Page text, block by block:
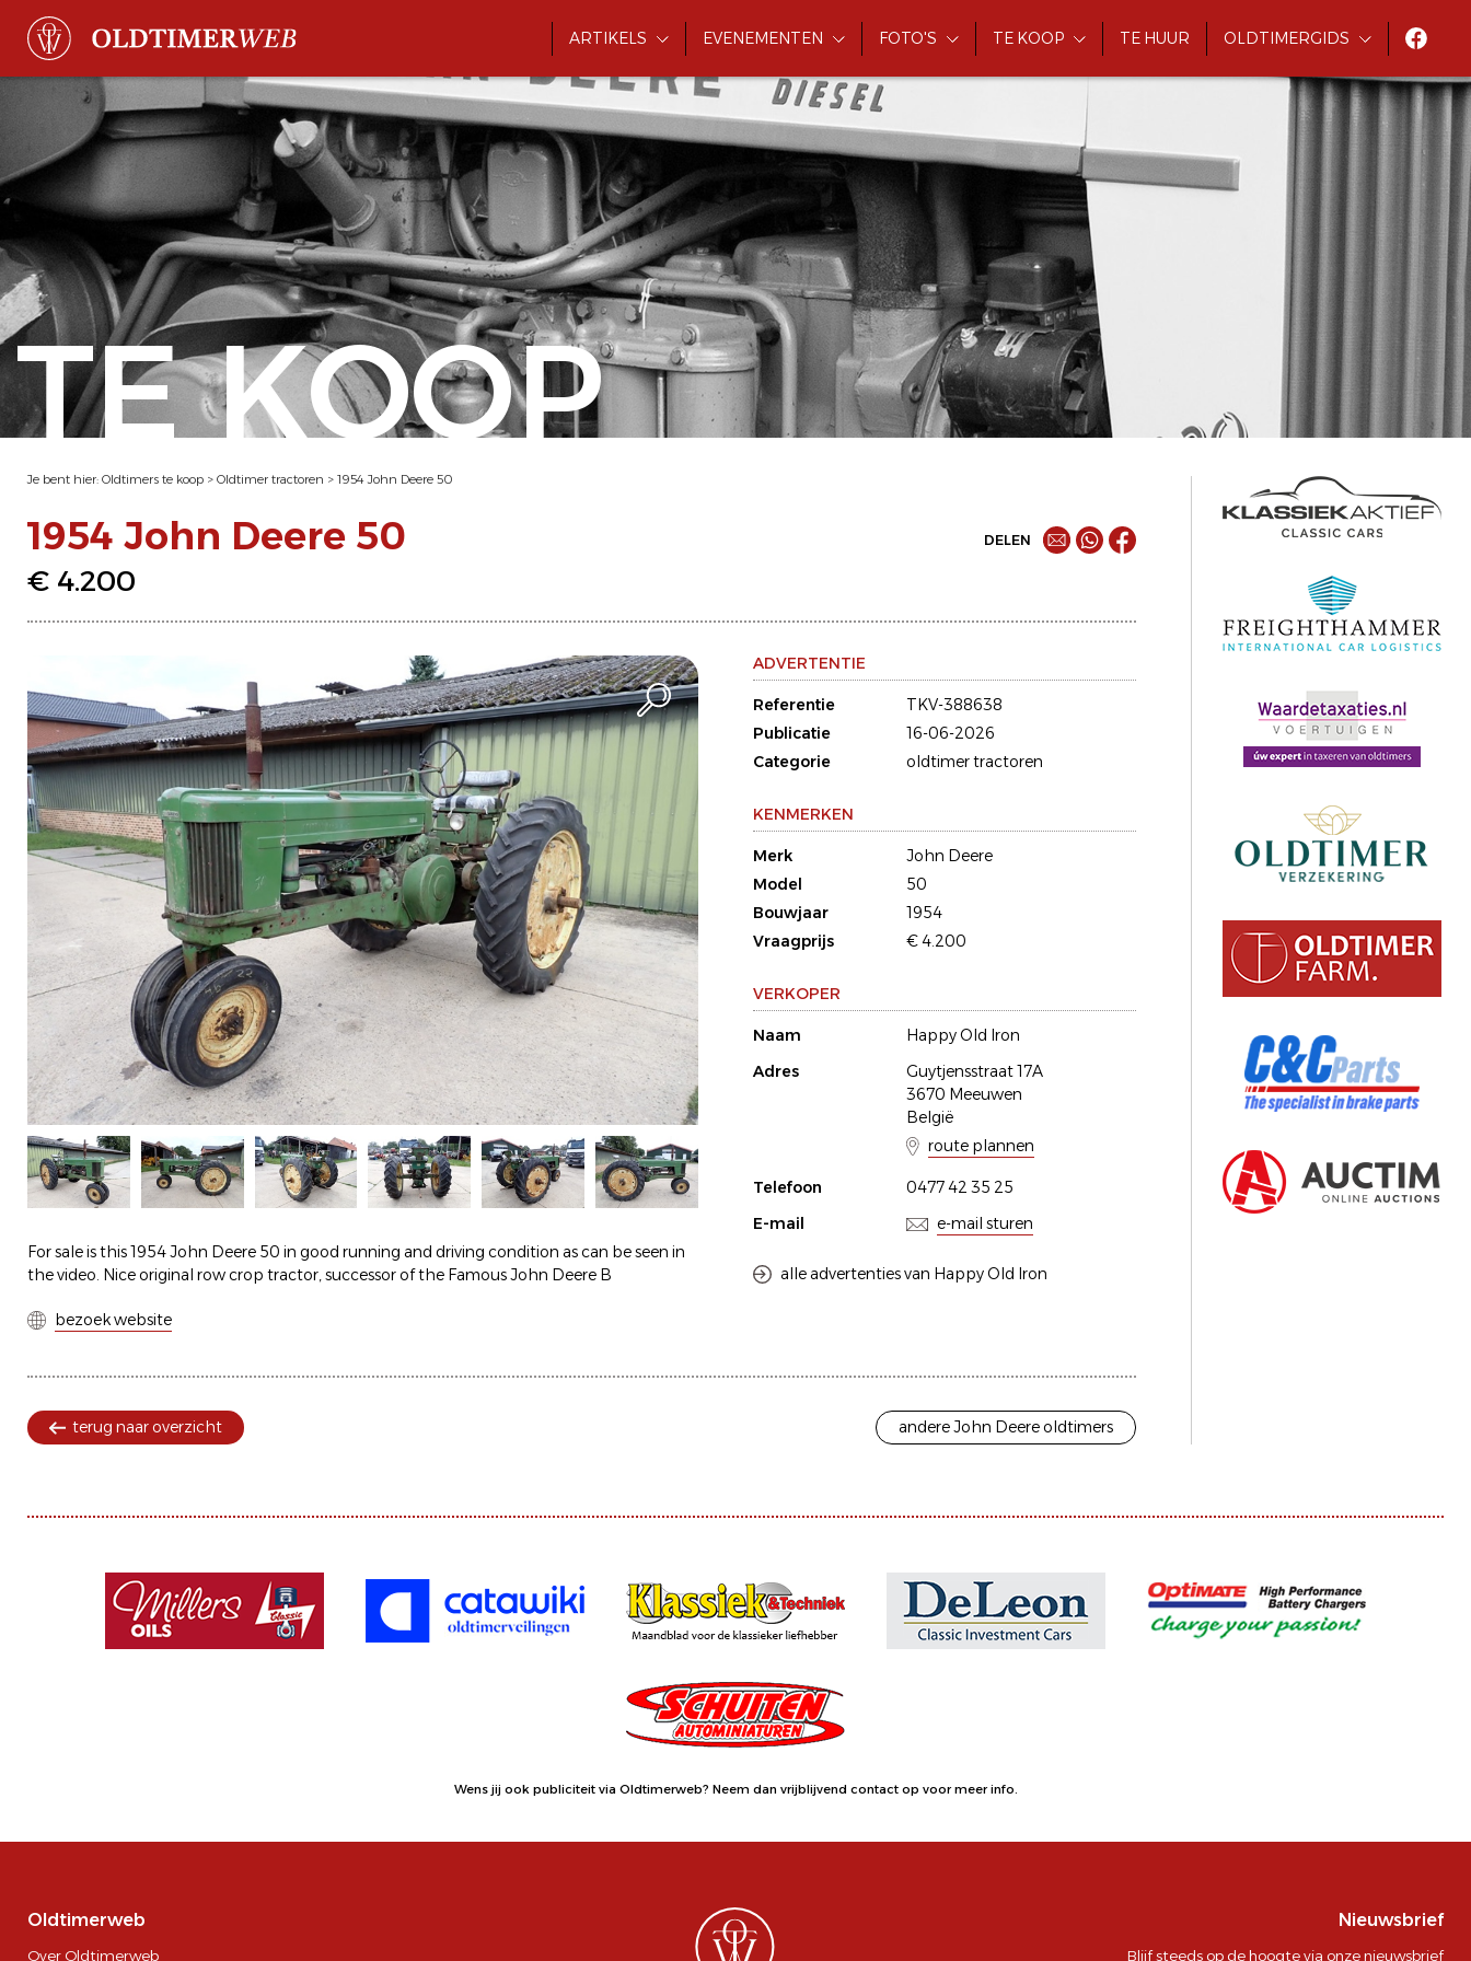
ARTIKELS EVENEMENTEN FOTO'S TE KOOP TE HUUR OLDTIMERGIDS
TE KOOP
Je bent hier: Oldtimers te koop > Oldtimer tractoren > 1954 John Deere 50
1954 John Deere 50
€ 4.200
DELEN
For sale is this 1954 John Deere 50 in good running and driving condition as can be seen in
the video. Nice original row crop tractor, successor of the Famous John Deere B
bezoek website
ADVERTENTIE
Referentie
TKV-388638
Publicatie
16-06-2026
Categorie
oldtimer tractoren
KENMERKEN
Merk
John Deere
Model
50
Bouwjaar
1954
Vraagprijs
€ 4.200
VERKOPER
Naam
Happy Old Iron
Adres
Guytjensstraat 17A
3670 Meeuwen
België
route plannen
Telefoon
0477 42 35 25
E-mail
e-mail sturen
alle advertenties van Happy Old Iron
terug naar overzicht andere John Deere oldtimers
Wens jij ook publiciteit via Oldtimerweb? Neem dan vrijblijvend contact op voor meer info.
Oldtimerweb
Over Oldtimerweb
Nieuwsbrief
Blijf steeds op de hoogte via onze nieuwsbrief